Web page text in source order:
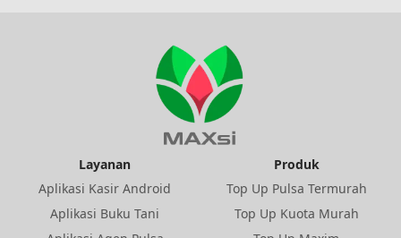
Layanan
Aplikasi Kasir Android
Aplikasi Buku Tani
Produk
Top Up Pulsa Termurah
Top Up Kuota Murah